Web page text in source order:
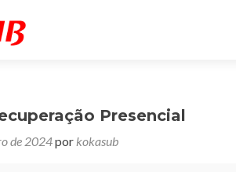
Presencial
de 2024por kokasub